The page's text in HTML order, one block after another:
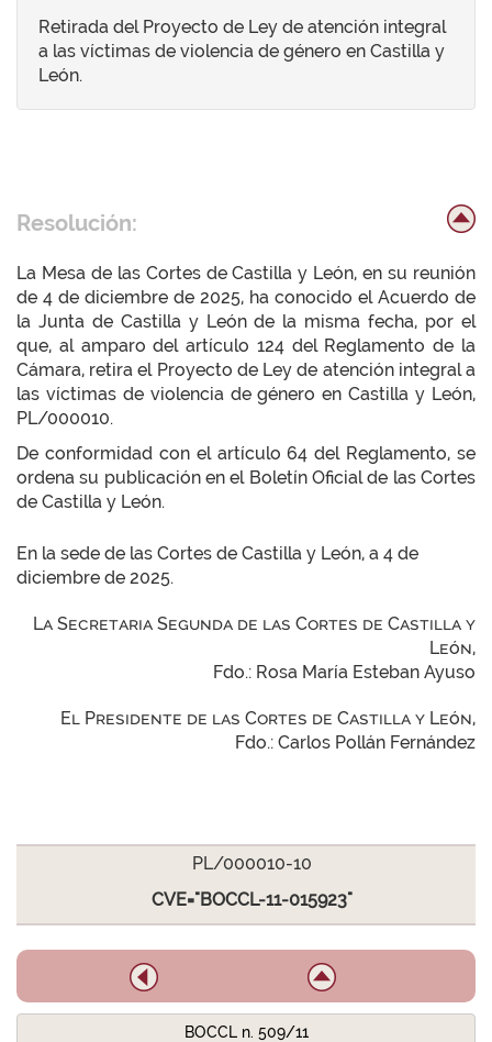
Retirada del Proyecto de Ley de atención integral
a las víctimas de violencia de género en Castilla y
León.
Resolución:
La Mesa de las Cortes de Castilla y León, en su reunión
de 4 de diciembre de 2025, ha conocido el Acuerdo de
la Junta de Castilla y León de la misma fecha, por el
que, al amparo del artículo 124 del Reglamento de la
Cámara, retira el Proyecto de Ley de atención integral a
las víctimas de violencia de género en Castilla y León,
PL/000010.
De conformidad con el artículo 64 del Reglamento, se
ordena su publicación en el Boletín Oficial de las Cortes
de Castilla y León.
En la sede de las Cortes de Castilla y León, a 4 de
diciembre de 2025.
La Secretaria Segunda de las Cortes de Castilla y
León,
Fdo.: Rosa María Esteban Ayuso
El Presidente de las Cortes de Castilla y León,
Fdo.: Carlos Pollán Fernández
PL/000010-10
CVE="BOCCL-11-015923"
BOCCL n. 509/11